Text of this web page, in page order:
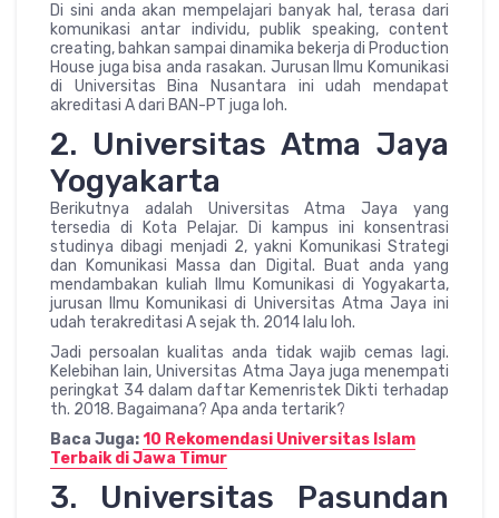
Di sini anda akan mempelajari banyak hal, terasa dari
komunikasi antar individu, publik speaking, content
creating, bahkan sampai dinamika bekerja di Production
House juga bisa anda rasakan. Jurusan Ilmu Komunikasi
di Universitas Bina Nusantara ini udah mendapat
akreditasi A dari BAN-PT juga loh.
2. Universitas Atma Jaya
Yogyakarta
Berikutnya adalah Universitas Atma Jaya yang
tersedia di Kota Pelajar. Di kampus ini konsentrasi
studinya dibagi menjadi 2, yakni Komunikasi Strategi
dan Komunikasi Massa dan Digital. Buat anda yang
mendambakan kuliah Ilmu Komunikasi di Yogyakarta,
jurusan Ilmu Komunikasi di Universitas Atma Jaya ini
udah terakreditasi A sejak th. 2014 lalu loh.
Jadi persoalan kualitas anda tidak wajib cemas lagi.
Kelebihan lain, Universitas Atma Jaya juga menempati
peringkat 34 dalam daftar Kemenristek Dikti terhadap
th. 2018. Bagaimana? Apa anda tertarik?
Baca Juga:10 Rekomendasi Universitas Islam
Terbaik di Jawa Timur
3. Universitas Pasundan